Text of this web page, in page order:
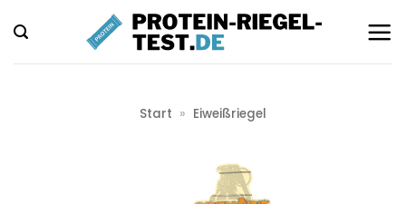
Inhalt
springen
Start » Eiweißriegel